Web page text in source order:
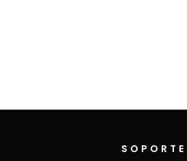
SOPORTE